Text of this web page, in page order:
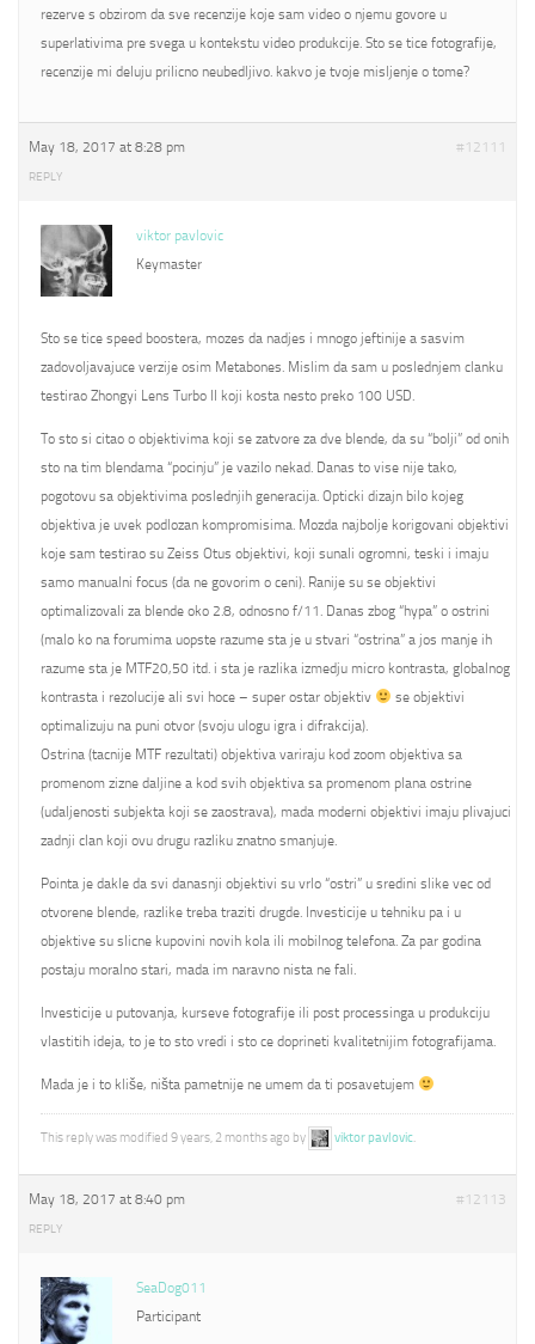
rezerve s obzirom da sve recenzije koje sam video o njemu govore u
superlativima pre svega u kontekstu video produkcije. Sto se tice fotografije,
recenzije mi deluju prilicno neubedljivo. kakvo je tvoje misljenje o tome?
May 18, 2017 at 8:28 pm #12111
REPLY
viktor pavlovic
Keymaster
Sto se tice speed boostera, mozes da nadjes i mnogo jeftinije a sasvim
zadovoljavajuce verzije osim Metabones. Mislim da sam u poslednjem clanku
testirao Zhongyi Lens Turbo II koji kosta nesto preko 100 USD.
To sto si citao o objektivima koji se zatvore za dve blende, da su “bolji” od onih
sto na tim blendama “pocinju” je vazilo nekad. Danas to vise nije tako,
pogotovu sa objektivima poslednjih generacija. Opticki dizajn bilo kojeg
objektiva je uvek podlozan kompromisima. Mozda najbolje korigovani objektivi
koje sam testirao su Zeiss Otus objektivi, koji sunali ogromni, teski i imaju
samo manualni focus (da ne govorim o ceni). Ranije su se objektivi
optimalizovali za blende oko 2.8, odnosno f/11. Danas zbog “hypa” o ostrini
(malo ko na forumima uopste razume sta je u stvari “ostrina” a jos manje ih
razume sta je MTF20,50 itd. i sta je razlika izmedju micro kontrasta, globalnog
kontrasta i rezolucije ali svi hoce – super ostar objektiv
se objektivi
optimalizuju na puni otvor (svoju ulogu igra i difrakcija).
Ostrina (tacnije MTF rezultati) objektiva variraju kod zoom objektiva sa
promenom zizne daljine a kod svih objektiva sa promenom plana ostrine
(udaljenosti subjekta koji se zaostrava), mada moderni objektivi imaju plivajuci
zadnji clan koji ovu drugu razliku znatno smanjuje.
Pointa je dakle da svi danasnji objektivi su vrlo “ostri” u sredini slike vec od
otvorene blende, razlike treba traziti drugde. Investicije u tehniku pa i u
objektive su slicne kupovini novih kola ili mobilnog telefona. Za par godina
postaju moralno stari, mada im naravno nista ne fali.
Investicije u putovanja, kurseve fotografije ili post processinga u produkciju
vlastitih ideja, to je to sto vredi i sto ce doprineti kvalitetnijim fotografijama.
Mada je i to kliše, ništa pametnije ne umem da ti posavetujem
This reply was modified 9 years, 2 months ago by viktor pavlovic.
May 18, 2017 at 8:40 pm #12113
REPLY
SeaDog011
Participant